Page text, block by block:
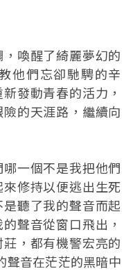
喚醒了綺麗夢幻的
他們忘卻馳騁的辛
發動青春的活力，
的天涯路，繼續向
一個不是我把他們
修持以便逃出生死
聽了我的聲音而起
聲音從窗口飛出，
，都有機警宏亮的
音在茫茫的黑暗中